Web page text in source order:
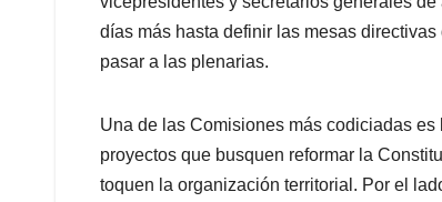
días más hasta definir las mesas
pasar a las plenarias.
Una de las Comisiones más codiciadas
proyectos que busquen reformar la
toquen la organización territorial. Por el